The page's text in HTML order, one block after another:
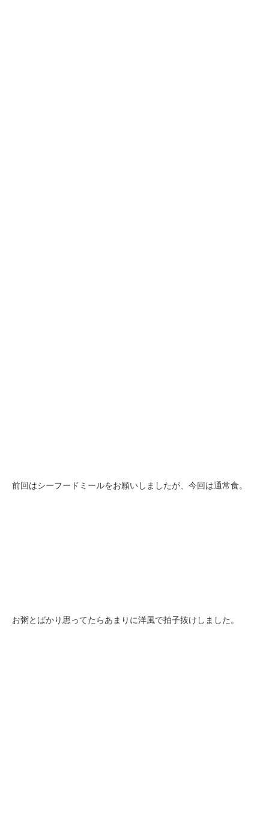
前回はシーフードミールをお願いしましたが、今回は通常食。
お粥とばかり思ってたらあまりに洋風で拍子抜けしました。